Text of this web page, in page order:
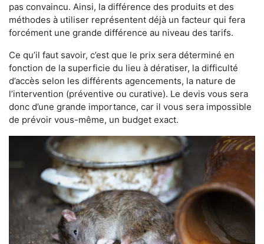
pas convaincu. Ainsi, la différence des produits et des
méthodes à utiliser représentent déjà un facteur qui fera
forcément une grande différence au niveau des tarifs.
Ce qu’il faut savoir, c’est que le prix sera déterminé en
fonction de la superficie du lieu à dératiser, la difficulté
d’accès selon les différents agencements, la nature de
l’intervention (préventive ou curative). Le devis vous sera
donc d’une grande importance, car il vous sera impossible
de prévoir vous-même, un budget exact.